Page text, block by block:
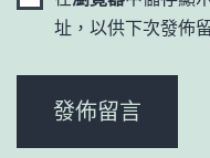
址，以供下次發佈